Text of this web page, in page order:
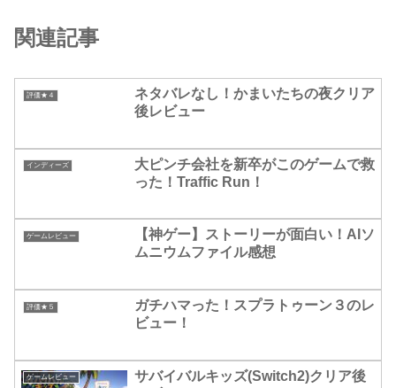
関連記事
評価★４
ネタバレなし！かまいたちの夜クリア
後レビュー
インディーズ
大ピンチ会社を新卒がこのゲームで救
った！Traffic Run！
ゲームレビュー
【神ゲー】ストーリーが面白い！AIソ
ムニウムファイル感想
評価★５
ガチハマった！スプラトゥーン３のレ
ビュー！
ゲームレビュー
サバイバルキッズ(Switch2)クリア後